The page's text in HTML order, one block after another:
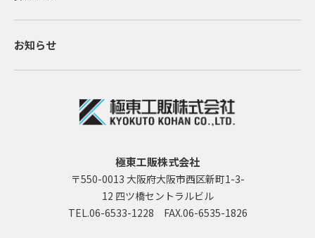
お知らせ
極東工販株式会社
〒550-0013 大阪府大阪市西区新町1-3-
12 四ツ橋セントラルビル
TEL.06-6533-1228
FAX.06-6535-1826